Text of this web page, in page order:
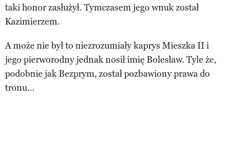
taki honor zasłużył. Tymczasem jego wnuk został
Kazimierzem.
A może nie był to niezrozumiały kaprys Mieszka II i
jego pierworodny jednak nosił imię Bolesław. Tyle że,
podobnie jak Bezprym, został pozbawiony prawa do
tronu...